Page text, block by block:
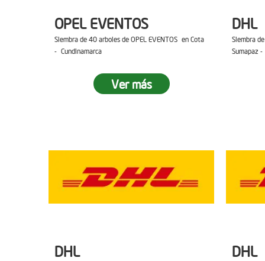
OPEL EVENTOS
Siembra de 40 arboles de OPEL EVENTOS en Cota
- Cundinamarca
Ver más
DHL
Siembra
Sumapaz
DHL DHL